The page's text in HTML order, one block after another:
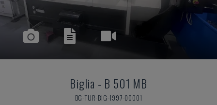
Biglia - B 501 MB
BG-TUR-BIG-1997-00001